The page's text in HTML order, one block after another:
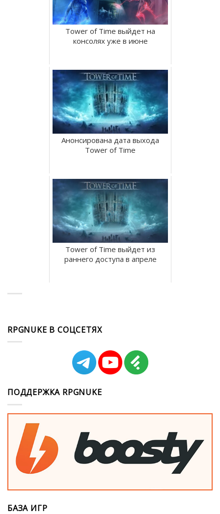
Tower of Time выйдет на
консолях уже в июне
Анонсирована дата выхода
Tower of Time
Tower of Time выйдет из
раннего доступа в апреле
RPGNUKE В СОЦСЕТЯХ
ПОДДЕРЖКА RPGNUKE
БАЗА ИГР